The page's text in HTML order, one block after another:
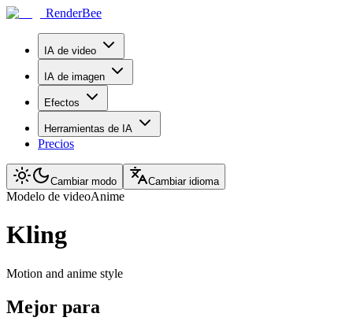
RenderBee
IA de video
IA de imagen
Efectos
Herramientas de IA
Precios
Cambiar modo Cambiar idioma
Modelo de videoAnime
Kling
Motion and anime style
Mejor para